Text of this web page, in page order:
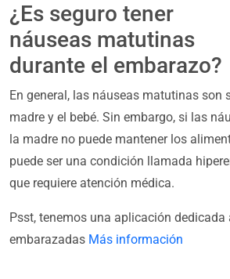
¿Es seguro tener
náuseas matutinas
durante el embarazo?
En general, las náuseas matutinas son
madre y el bebé. Sin embargo, si las
la madre no puede mantener los
puede ser una condición llamada
que requiere atención médica.
Psst, tenemos una aplicación dedicada
embarazadas Más información